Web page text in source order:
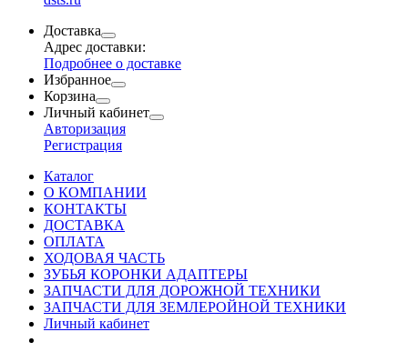
Доставка
Адрес доставки:
Подробнее о доставке
Избранное
Корзина
Личный кабинет
Авторизация
Регистрация
Каталог
О КОМПАНИИ
КОНТАКТЫ
ДОСТАВКА
ОПЛАТА
ХОДОВАЯ ЧАСТЬ
ЗУБЬЯ КОРОНКИ АДАПТЕРЫ
ЗАПЧАСТИ ДЛЯ ДОРОЖНОЙ ТЕХНИКИ
ЗАПЧАСТИ ДЛЯ ЗЕМЛЕРОЙНОЙ ТЕХНИКИ
Личный кабинет